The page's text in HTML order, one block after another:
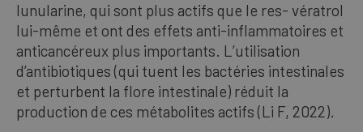
lunularine, qui sont plus actifs que le res- vératrol
lui-même et ont des effets anti-inflammatoires et
anticancéreux plus importants. L’utilisation
d’antibiotiques (qui tuent les bactéries intestinales
et perturbent la flore intestinale) réduit la
production de ces métabolites actifs (Li F, 2022).